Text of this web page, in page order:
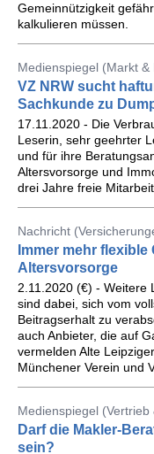
Gemeinnützigkeit
kalkulieren müssen.
Medienspiegel (Markt
VZ NRW sucht
Sachkunde zu
17.11.2020 - Die
Leserin, sehr geehrter
und für ihre
Altersvorsorge und
drei Jahre freie
Nachricht
Immer mehr
Altersvorsorge
2.11.2020 (€) - Weitere
sind dabei, sich vom
Beitragserhalt zu
auch Anbieter, die auf
vermelden Alte
Münchener Verein und
Medienspiegel
Darf die Makler-
sein?